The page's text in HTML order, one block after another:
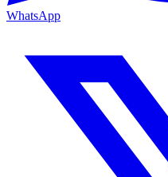
WhatsApp